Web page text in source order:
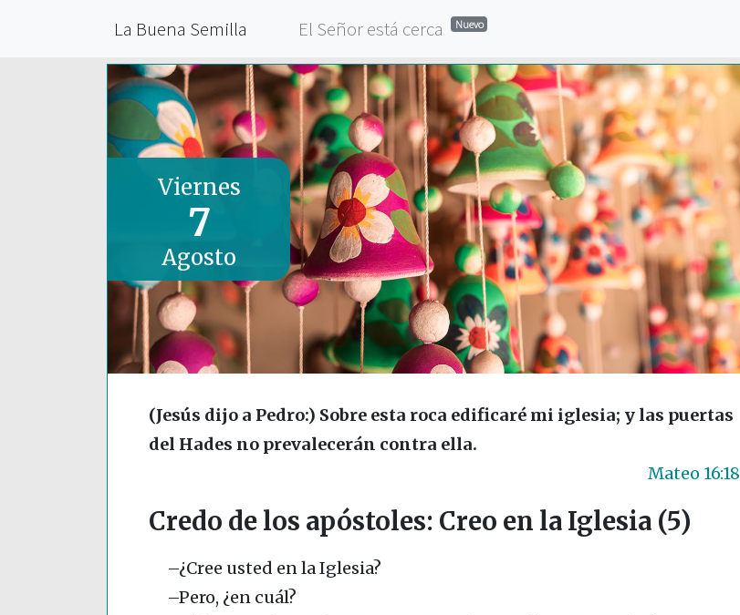
La Buena Semilla El Señor está cerca Nuevo
Viernes
7
Agosto
(Jesús dijo a Pedro:) Sobre esta roca edificaré mi iglesia; y las puertas
del Hades no prevalecerán contra ella.
Mateo 16:18
Credo de los apóstoles: Creo en la Iglesia (5)
–¿Cree usted en la Iglesia?
–Pero, ¿en cuál?